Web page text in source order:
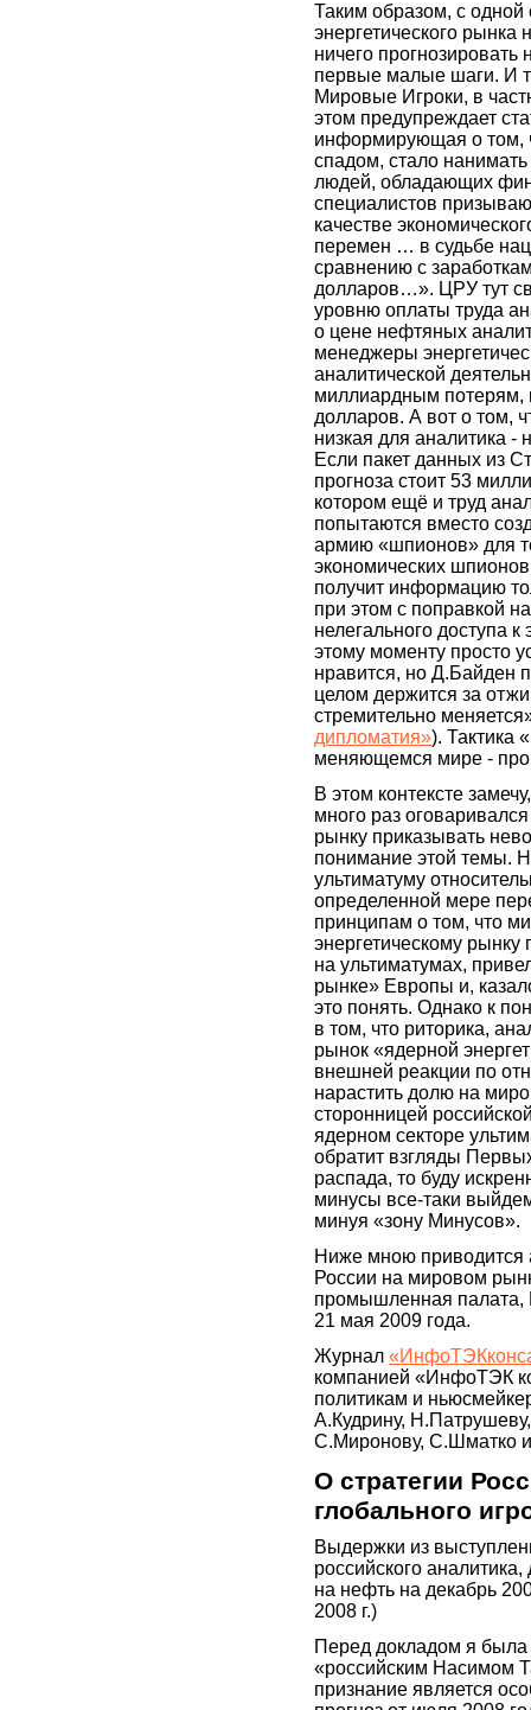
Таким образом, с
энергетического рынка
ничего
первые малые шаги. И
Мировые Игроки, в
этом предупреждает
информирующая о том,
спадом, стало
людей, обладающих
специалистов
качестве
перемен … в судьбе
сравнению с
долларов…». ЦРУ тут
уровню оплаты труда
о цене нефтяных
менеджеры
аналитической
миллиардным потерям,
долларов. А вот о том,
низкая для аналитика -
Если пакет данных из
прогноза стоит 53
котором ещё и труд
попытаются вместо
армию «шпионов» для
экономических
получит информацию
при этом с поправкой
нелегального доступа
этому моменту просто
нравится, но Д.Байден
целом держится за
стремительно
дипломатия»). Тактика
меняющемся мире -
В этом контексте
много раз
рынку приказывать
понимание этой темы.
ультиматуму
определенной мере
принципам о том, что
энергетическому
на ультиматумах,
рынке» Европы и,
это понять. Однако к
в том, что риторика,
рынок «ядерной
внешней реакции по
нарастить долю на
сторонницей
ядерном секторе
обратит взгляды
распада, то буду
минусы все-таки
минуя «зону Минусов».
Ниже мною приводится
России на мировом
промышленная палата,
21 мая 2009 года.
Журнал
компанией «ИнфоТЭК
политикам и
А.Кудрину,
С.Миронову, С.Шматко
О стратегии
глобального
Выдержки из
российского
на нефть на декабрь
2008 г.)
Перед докладом я была
«российским Насимом
признание является